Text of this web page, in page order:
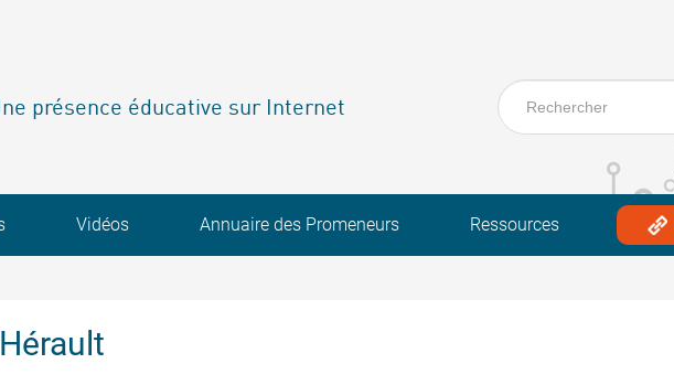
présence éducative sur Internet
Vidéos Annuaire des Promeneurs Ressources